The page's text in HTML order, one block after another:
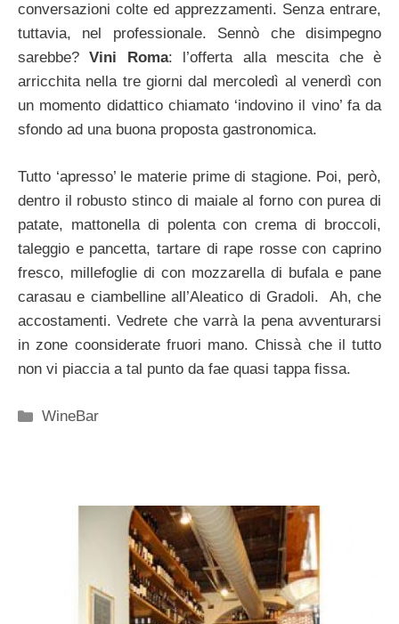
conversazioni colte ed apprezzamenti. Senza entrare,
tuttavia, nel professionale. Sennò che disimpegno
sarebbe?Vini Roma: l’offerta alla mescita che è
arricchita nella tre giorni dal mercoledì al venerdì con
un momento didattico chiamato ‘indovino il vino’ fa da
sfondo ad una buona proposta gastronomica.
Tutto ‘apresso’ le materie prime di stagione. Poi, però,
dentro il robusto stinco di maiale al forno con purea di
patate, mattonella di polenta con crema di broccoli,
taleggio e pancetta, tartare di rape rosse con caprino
fresco, millefoglie di con mozzarella di bufala e pane
carasau e ciambelline all’Aleatico di Gradoli. Ah, che
accostamenti. Vedrete che varrà la pena avventurarsi
in zone coonsiderate fruori mano. Chissà che il tutto
non vi piaccia a tal punto da fae quasi tappa fissa.
Categorie
WineBar